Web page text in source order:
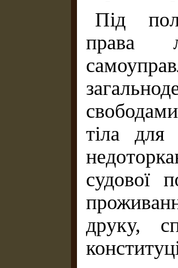
Під
права
тіла для
судової
друку,